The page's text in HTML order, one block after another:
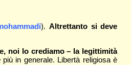
).Altrettanto si deve
noi lo crediamo – la legittimità
in generale. Libertà religiosa è